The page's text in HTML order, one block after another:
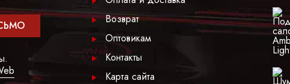
Возврат
Оптовикам
Контакты
Карта сайта